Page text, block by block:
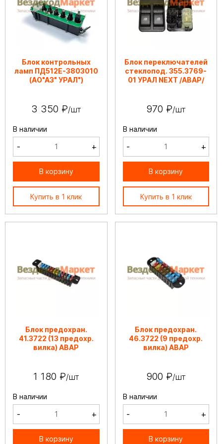
Блок контрольных
ламп ПД512Е-3803010
(АО"АЗ" УРАЛ")
3 350 ₽/шт
В наличии
- +
В корзину
Купить в 1 клик
Блок переключателей
стеклопод. 355.3769-
01 УРАЛ NEXT /АВАР/
970 ₽/шт
В наличии
- +
В корзину
Купить в 1 клик
Блок предохран.
41.3722 (13 предохр.
вилка) АВАР
1 180 ₽/шт
В наличии
- +
В корзину
Блок предохран.
46.3722 (9 предохр.
вилка) АВАР
900 ₽/шт
В наличии
- +
В корзину